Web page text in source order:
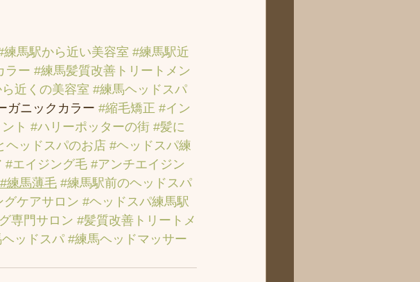
練馬駅から近い美容室 #練馬駅近
ラー #練馬髪質改善トリートメン
近くの美容室 #練馬ヘッドスパ
ガニックカラー #縮毛矯正 #イン
ト #ハリーポッターの街 #髪に
ヘッドスパのお店 #ヘッドスパ練
#エイジング毛 #アンチエイジン
#練馬薄毛 #練馬駅前のヘッドスパ
ケアサロン #ヘッドスパ練馬駅
専門サロン #髪質改善トリートメ
ッドスパ #練馬ヘッドマッサー